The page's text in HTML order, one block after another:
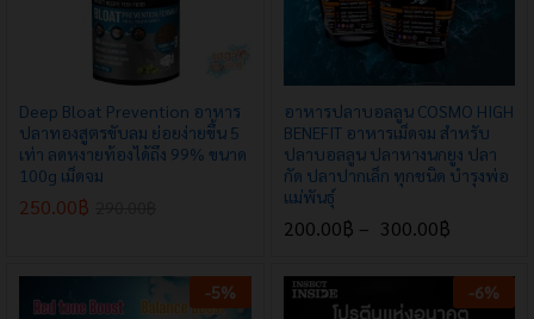
Deep Bloat Prevention อาหาร
ปลาทองสูตรขับลม ย่อยง่ายขึ้น 5
เท่า ลดหงายท้องได้ถึง 99% ขนาด
100g เม็ดจม
250.00฿
อาหารปลาบอลลูน COSMO HIGH
BENEFIT อาหารเม็ดจม สำหรับ
ปลาบอลลูน ปลาหางนกยูง ปลา
กัด ปลาปากเล็ก ทุกชนิด บำรุงพ่อ
แม่พันธุ์
200.00฿ – 300.00฿
-5% -6%